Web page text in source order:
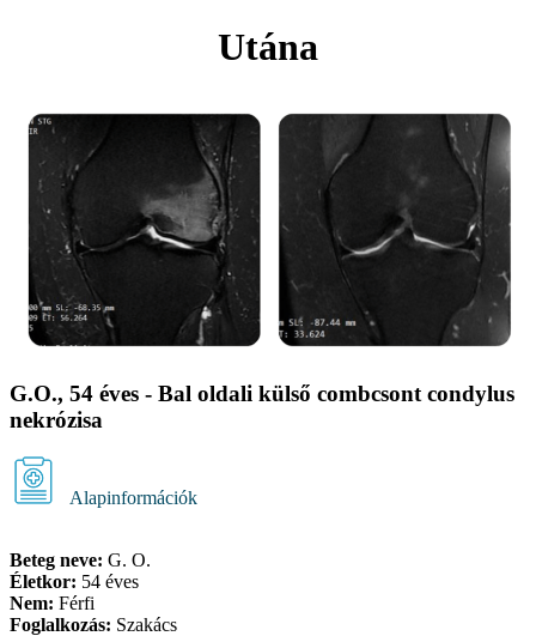
Utána
G.O., 54 éves - Bal oldali külső combcsont condylus
nekrózisa
Alapinformációk
Beteg neve: G. O.
Életkor: 54 éves
Nem: Férfi
Foglalkozás: Szakács